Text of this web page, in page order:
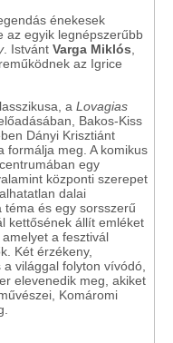
énekesek
az egyik legnépszerűbb
. Istvánt Varga Miklós
az Igrice
a Lovagias
Bakos-Kiss
Dányi Krisztiánt
formálja meg. A komikus
egy
központi szerepet
dalai
téma és egy sorsszerű
kettősének állít emléket
a fesztivál
Két érzékeny,
világgal folyton vívódó,
elevenedik meg, akiket
Komáromi